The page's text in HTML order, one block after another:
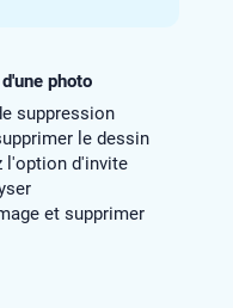
photo
suppression
le dessin
l'option d'invite
et supprimer